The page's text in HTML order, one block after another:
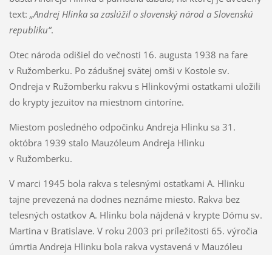
text: „Andrej Hlinka sa zaslúžil o slovenský národ a Slovenskú
republiku“.
Otec národa odišiel do večnosti 16. augusta 1938 na fare
v Ružomberku. Po zádušnej svätej omši v Kostole sv.
Ondreja v Ružomberku rakvu s Hlinkovými ostatkami uložili
do krypty jezuitov na miestnom cintoríne.
Miestom posledného odpočinku Andreja Hlinku sa 31.
októbra 1939 stalo Mauzóleum Andreja Hlinku
v Ružomberku.
V marci 1945 bola rakva s telesnými ostatkami A. Hlinku
tajne prevezená na dodnes neznáme miesto. Rakva bez
telesných ostatkov A. Hlinku bola nájdená v krypte Dómu sv.
Martina v Bratislave. V roku 2003 pri príležitosti 65. výročia
úmrtia Andreja Hlinku bola rakva vystavená v Mauzóleu